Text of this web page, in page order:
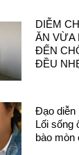
DIỄM
ĂN VỪA
ĐẾN
ĐỀU
Đạo diễn
Lối sống
bào mòn